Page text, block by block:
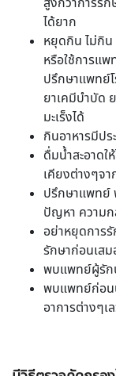
สูงกว่าการรั
ได้ยาก
หยุดกิน ไม่กิน
หรือใช้การแ
ปรึกษาแพทย์
ยาเคมีบำบัด
มะเร็งได้
กินอาหารมีป
ดื่มน้ำสะอาดใ
เคียงต่างๆจ
ปรึกษาแพทย์
ปัญหา ความ
อย่าหยุดการ
รักษาก่อนเส
พบแพทย์ผู้รัก
พบแพทย์ก่อน
อาการต่างๆเ